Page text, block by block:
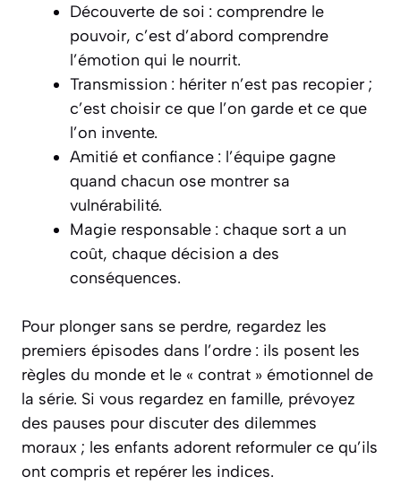
Découverte de soi : comprendre le
pouvoir, c’est d’abord comprendre
l’émotion qui le nourrit.
Transmission : hériter n’est pas recopier ;
c’est choisir ce que l’on garde et ce que
l’on invente.
Amitié et confiance : l’équipe gagne
quand chacun ose montrer sa
vulnérabilité.
Magie responsable : chaque sort a un
coût, chaque décision a des
conséquences.
Pour plonger sans se perdre, regardez les
premiers épisodes dans l’ordre : ils posent les
règles du monde et le « contrat » émotionnel de
la série. Si vous regardez en famille, prévoyez
des pauses pour discuter des dilemmes
moraux ; les enfants adorent reformuler ce qu’ils
ont compris et repérer les indices.